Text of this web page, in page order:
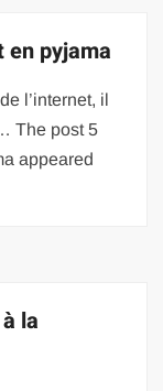
en pyjama
l’internet, il
The post 5
appeared
la